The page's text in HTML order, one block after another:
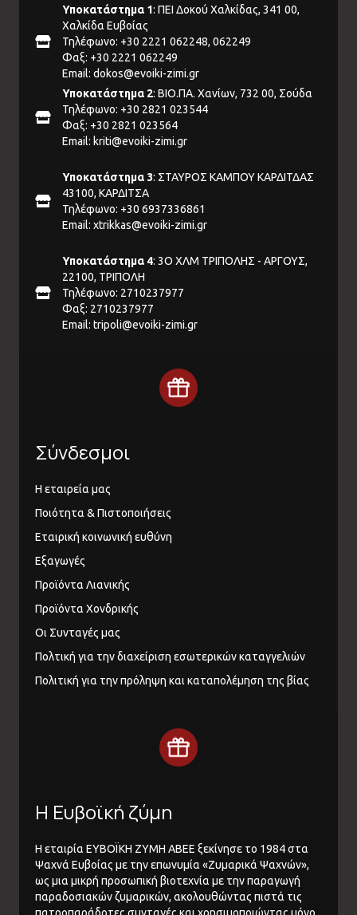
Υποκατάστημα 1: ΠΕΙ Δοκού Χαλκίδας, 341 00,
Χαλκίδα Ευβοίας
Τηλέφωνο: +30 2221 062248, 062249
Φαξ: +30 2221 062249
Email: dokos@evoiki-zimi.gr
Υποκατάστημα 2: ΒΙΟ.ΠΑ. Χανίων, 732 00, Σούδα
Τηλέφωνο: +30 2821 023544
Φαξ: +30 2821 023564
Email: kriti@evoiki-zimi.gr
Υποκατάστημα 3: ΣΤΑΥΡΟΣ ΚΑΜΠΟΥ ΚΑΡΔΙΤΔΑΣ
43100, ΚΑΡΔΙΤΣΑ
Τηλέφωνο: +30 6937336861
Email: xtrikkas@evoiki-zimi.gr
Υποκατάστημα 4: 3Ο ΧΛΜ ΤΡΙΠΟΛΗΣ - ΑΡΓΟΥΣ,
22100, ΤΡΙΠΟΛΗ
Τηλέφωνο: 2710237977
Φαξ: 2710237977
Email: tripoli@evoiki-zimi.gr
Σύνδεσμοι
Η εταιρεία μας
Ποιότητα & Πιστοποιήσεις
Εταιρική κοινωνική ευθύνη
Εξαγωγές
Προϊόντα Λιανικής
Προϊόντα Χονδρικής
Οι Συνταγές μας
Πολτική για την διαχείριση εσωτερικών καταγγελιών
Πολιτική για την πρόληψη και καταπολέμηση της βίας
Η Ευβοϊκή ζύμη
Η εταιρία ΕΥΒΟΪΚΗ ΖΥΜΗ ΑΒΕΕ ξεκίνησε το 1984 στα
Ψαχνά Ευβοίας με την επωνυμία «Ζυμαρικά Ψαχνών»,
ως μια μικρή προσωπική βιοτεχνία με την παραγωγή
παραδοσιακών ζυμαρικών, ακολουθώντας πιστά τις